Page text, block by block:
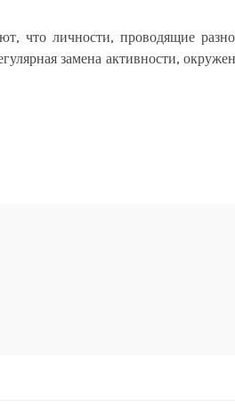
что личности, проводящие
замена активности,